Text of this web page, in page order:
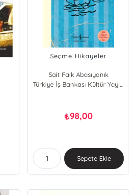
Seçme Hikayeler
Sait Faik Abasıyanık
Türkiye İş Bankası Kültür Yayınları
₺98,00
Sepete Ekle